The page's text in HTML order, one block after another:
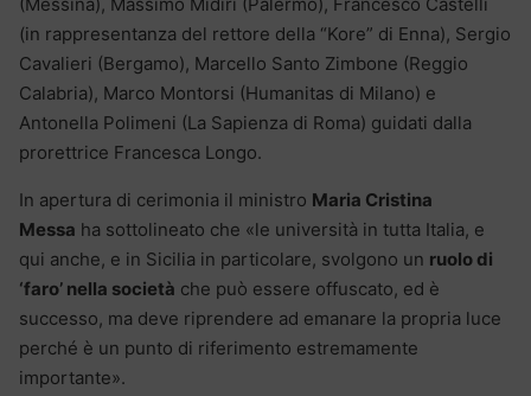
(in rappresentanza del rettore della “Kore” di Enna), Sergio
Cavalieri (Bergamo), Marcello Santo Zimbone (Reggio
Calabria), Marco Montorsi (Humanitas di Milano) e
Antonella Polimeni (La Sapienza di Roma) guidati dalla
prorettrice Francesca Longo.
In apertura di cerimonia il ministro Maria Cristina
Messa ha sottolineato che «le università in tutta Italia, e
qui anche, e in Sicilia in particolare, svolgono un ruolo di
‘faro’ nella società che può essere offuscato, ed è
successo, ma deve riprendere ad emanare la propria luce
perché è un punto di riferimento estremamente
importante».